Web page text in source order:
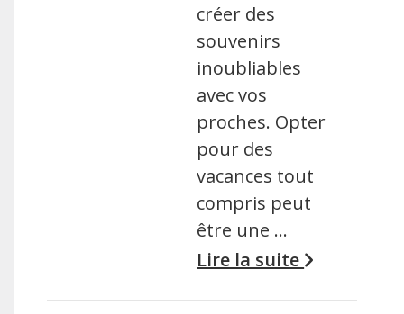
créer des
souvenirs
inoubliables
avec vos
proches. Opter
pour des
vacances tout
compris peut
être une …
Lire la suite